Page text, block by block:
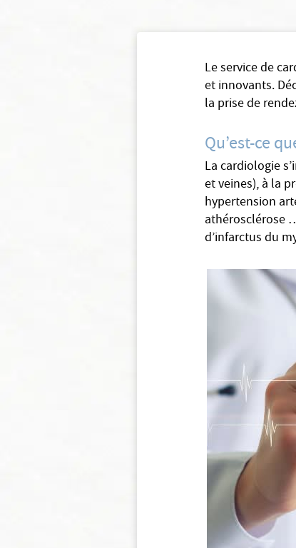
Le service de
et innovants.
la prise de
Qu’est-ce
La cardiologie
et veines), à la
hypertension
athérosclérose
d’infarctus du